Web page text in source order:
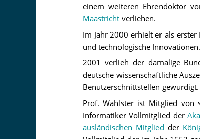
einem weiteren Ehrendoktor
Maastricht verliehen.
Im Jahr 2000 erhielt er als erster
und technologische Innovationen.
2001 verlieh der damalige
deutsche wissenschaftliche
Benutzerschnittstellen gewürdigt.
Prof. Wahlster ist Mitglied von
Informatiker Vollmitglied der
ausländischen Mitglied der